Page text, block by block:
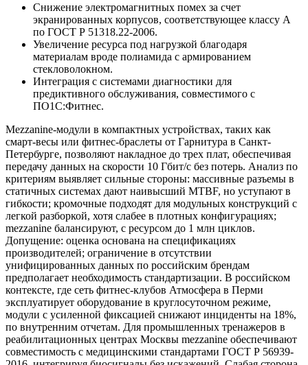
Снижение электромагнитных помех за счет
экранированных корпусов, соответствующее классу A
по ГОСТ Р 51318.22-2006.
Увеличение ресурса под нагрузкой благодаря
материалам вроде полиамида с армированием
стекловолокном.
Интеграция с системами диагностики для
предиктивного обслуживания, совместимого с
ПО1С:Фитнес.
Mezzanine-модули в компактных устройствах, таких как
смарт-весы или фитнес-браслеты от Гарнитура в Санкт-
Петербурге, позволяют накладное до трех плат, обеспечивая
передачу данных на скорости 10 Гбит/с без потерь. Анализ по
критериям выявляет сильные стороны: массивные разъемы в
статичных системах дают наивысший MTBF, но уступают в
гибкости; кромочные подходят для модульных конструкций с
легкой разборкой, хотя слабее в плотных конфигурациях;
mezzanine балансируют, с ресурсом до 1 млн циклов.
Допущение: оценка основана на спецификациях
производителей; ограничение в отсутствии
унифицированных данных по российским брендам
предполагает необходимость стандартизации. В российском
контексте, где сеть фитнес-клубов Атмосфера в Перми
эксплуатирует оборудование в круглосуточном режиме,
модули с усиленной фиксацией снижают инциденты на 18%,
по внутренним отчетам. Для промышленных тренажеров в
реабилитационных центрах Москвы mezzanine обеспечивают
совместимость с медицинскими стандартами ГОСТ Р 56939-